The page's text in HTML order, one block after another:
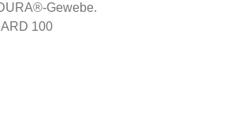
Gewebe.
100